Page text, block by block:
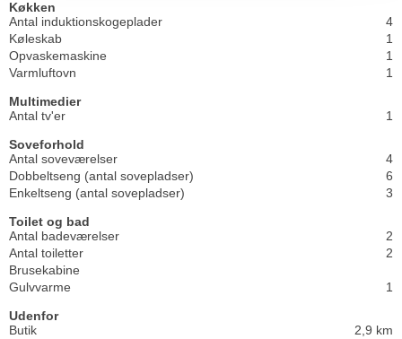
Køkken
Antal induktionskogeplader
4
Køleskab
1
Opvaskemaskine
1
Varmluftovn
1
Multimedier
Antal tv'er
1
Soveforhold
Antal soveværelser
4
Dobbeltseng (antal sovepladser)
6
Enkeltseng (antal sovepladser)
3
Toilet og bad
Antal badeværelser
2
Antal toiletter
2
Brusekabine
Gulvvarme
1
Udenfor
Butik
2,9 km